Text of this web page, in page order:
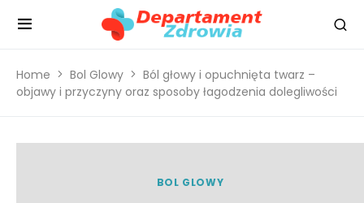
Home Bol Glowy
Ból głowy i opuchnięta twarz –
objawy i przyczyny oraz sposoby łagodzenia dolegliwości
BOL GLOWY